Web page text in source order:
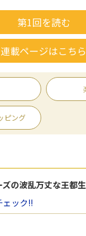
第1回を読む
連載ページはこちら
ピング
の波乱万丈な王都
ェック!!